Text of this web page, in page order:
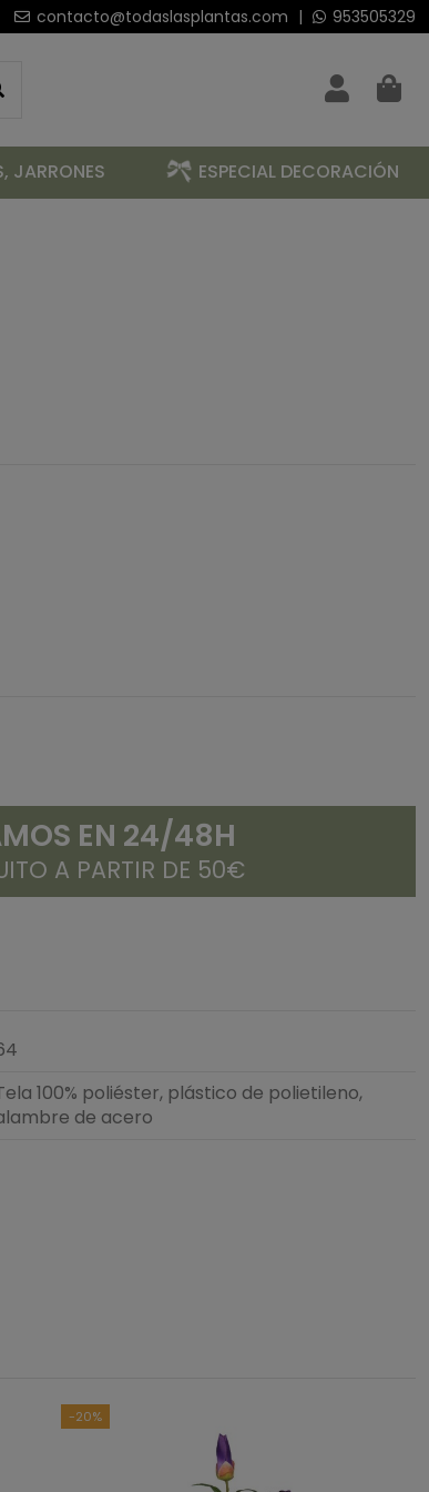
contacto@todaslasplantas.com | 953505329
JARRONES ESPECIAL DECORACIÓN
EN 24/48H
A PARTIR DE 50€
100% poliéster, plástico de polietileno,
de acero
-20%